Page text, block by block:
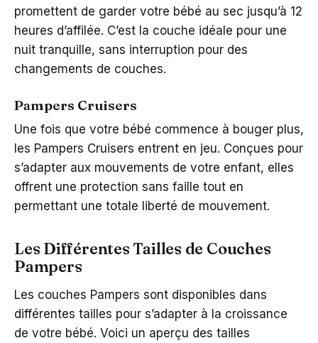
promettent de garder votre bébé au sec jusqu’à 12
heures d’affilée. C’est la couche idéale pour une
nuit tranquille, sans interruption pour des
changements de couches.
Pampers Cruisers
Une fois que votre bébé commence à bouger plus,
les Pampers Cruisers entrent en jeu. Conçues pour
s’adapter aux mouvements de votre enfant, elles
offrent une protection sans faille tout en
permettant une totale liberté de mouvement.
Les Différentes Tailles de Couches
Pampers
Les couches Pampers sont disponibles dans
différentes tailles pour s’adapter à la croissance
de votre bébé. Voici un aperçu des tailles